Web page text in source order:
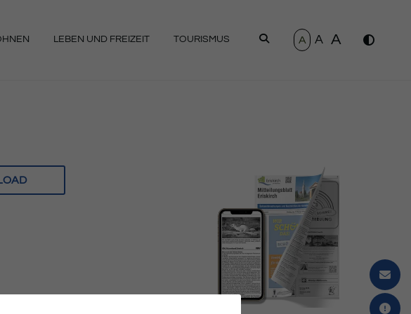
LEBEN UND FREIZEIT TOURISMUS SUCHEN
A A A